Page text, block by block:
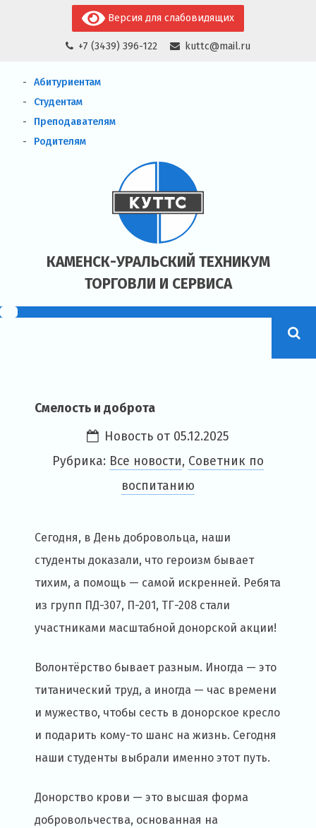
+7 (3439) 396-122 kuttc@mail.ru
Версия для слабовидящих
КАМЕНСК-УРАЛЬСКИЙ ТЕХНИКУМ
ТОРГОВЛИ И СЕРВИСА
Абитуриентам
Студентам
Преподавателям
Родителям
Смелость и доброта
Новость от 05.12.2025
Рубрика: Все новости, Советник по
воспитанию
Сегодня, в День добровольца, наши
студенты доказали, что героизм бывает
тихим, а помощь — самой искренней. Ребята
из групп ПД-307, П-201, ТГ-208 стали
участниками масштабной донорской акции!
Волонтёрство бывает разным. Иногда — это
титанический труд, а иногда — час времени
и мужество, чтобы сесть в донорское кресло
и подарить кому-то шанс на жизнь. Сегодня
наши студенты выбрали именно этот путь.
Донорство крови — это высшая форма
добровольчества, основанная на